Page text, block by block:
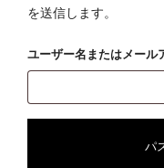
を送信します。
ユーザー名またはメール
パ